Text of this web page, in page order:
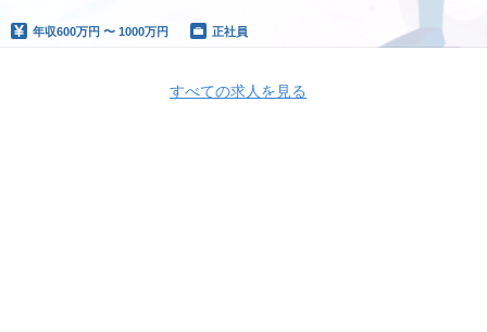
年収600万円 〜 1000万円 正社員
すべての求人を見る